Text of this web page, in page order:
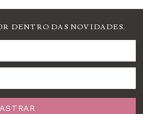
DENTRO DAS NOVIDADES.